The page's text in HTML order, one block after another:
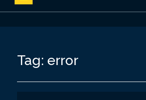
Tag: error